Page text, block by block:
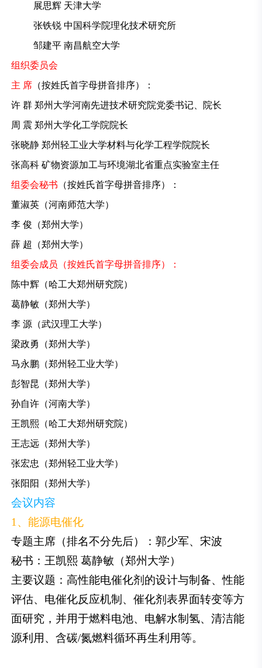
展思辉 天津大学
张铁锐 中国科学院理化技术研究所
邹建平 南昌航空大学
组织委员会
主 席 （按姓氏首字母拼音排序）：
许 群 郑州大学河南先进技术研究院党委书记、院长
周 震 郑州大学化工学院院长
张晓静 郑州轻工业大学材料与化学工程学院院长
张高科 矿物资源加工与环境湖北省重点实验室主任
组委会秘书 （按姓氏首字母拼音排序）：
董淑英（河南师范大学）
李 俊（郑州大学）
薛 超（郑州大学）
组委会成员（按姓氏首字母拼音排序）：
陈中辉（哈工大郑州研究院）
葛静敏（郑州大学）
李 源（武汉理工大学）
梁政勇（郑州大学）
马永鹏（郑州轻工业大学）
彭智昆（郑州大学）
孙自许（河南大学）
王凯熙（哈工大郑州研究院）
王志远（郑州大学）
张宏忠（郑州轻工业大学）
张阳阳（郑州大学）
会议内容
1、能源电催化
专题主席（排名不分先后）：郭少军、宋波
秘书：王凯熙 葛静敏（郑州大学）
主要议题：高性能电催化剂的设计与制备、性能
评估、电催化反应机制、催化剂表界面转变等方
面研究，并用于燃料电池、电解水制氢、清洁能
源利用、含碳/氮燃料循环再生利用等。